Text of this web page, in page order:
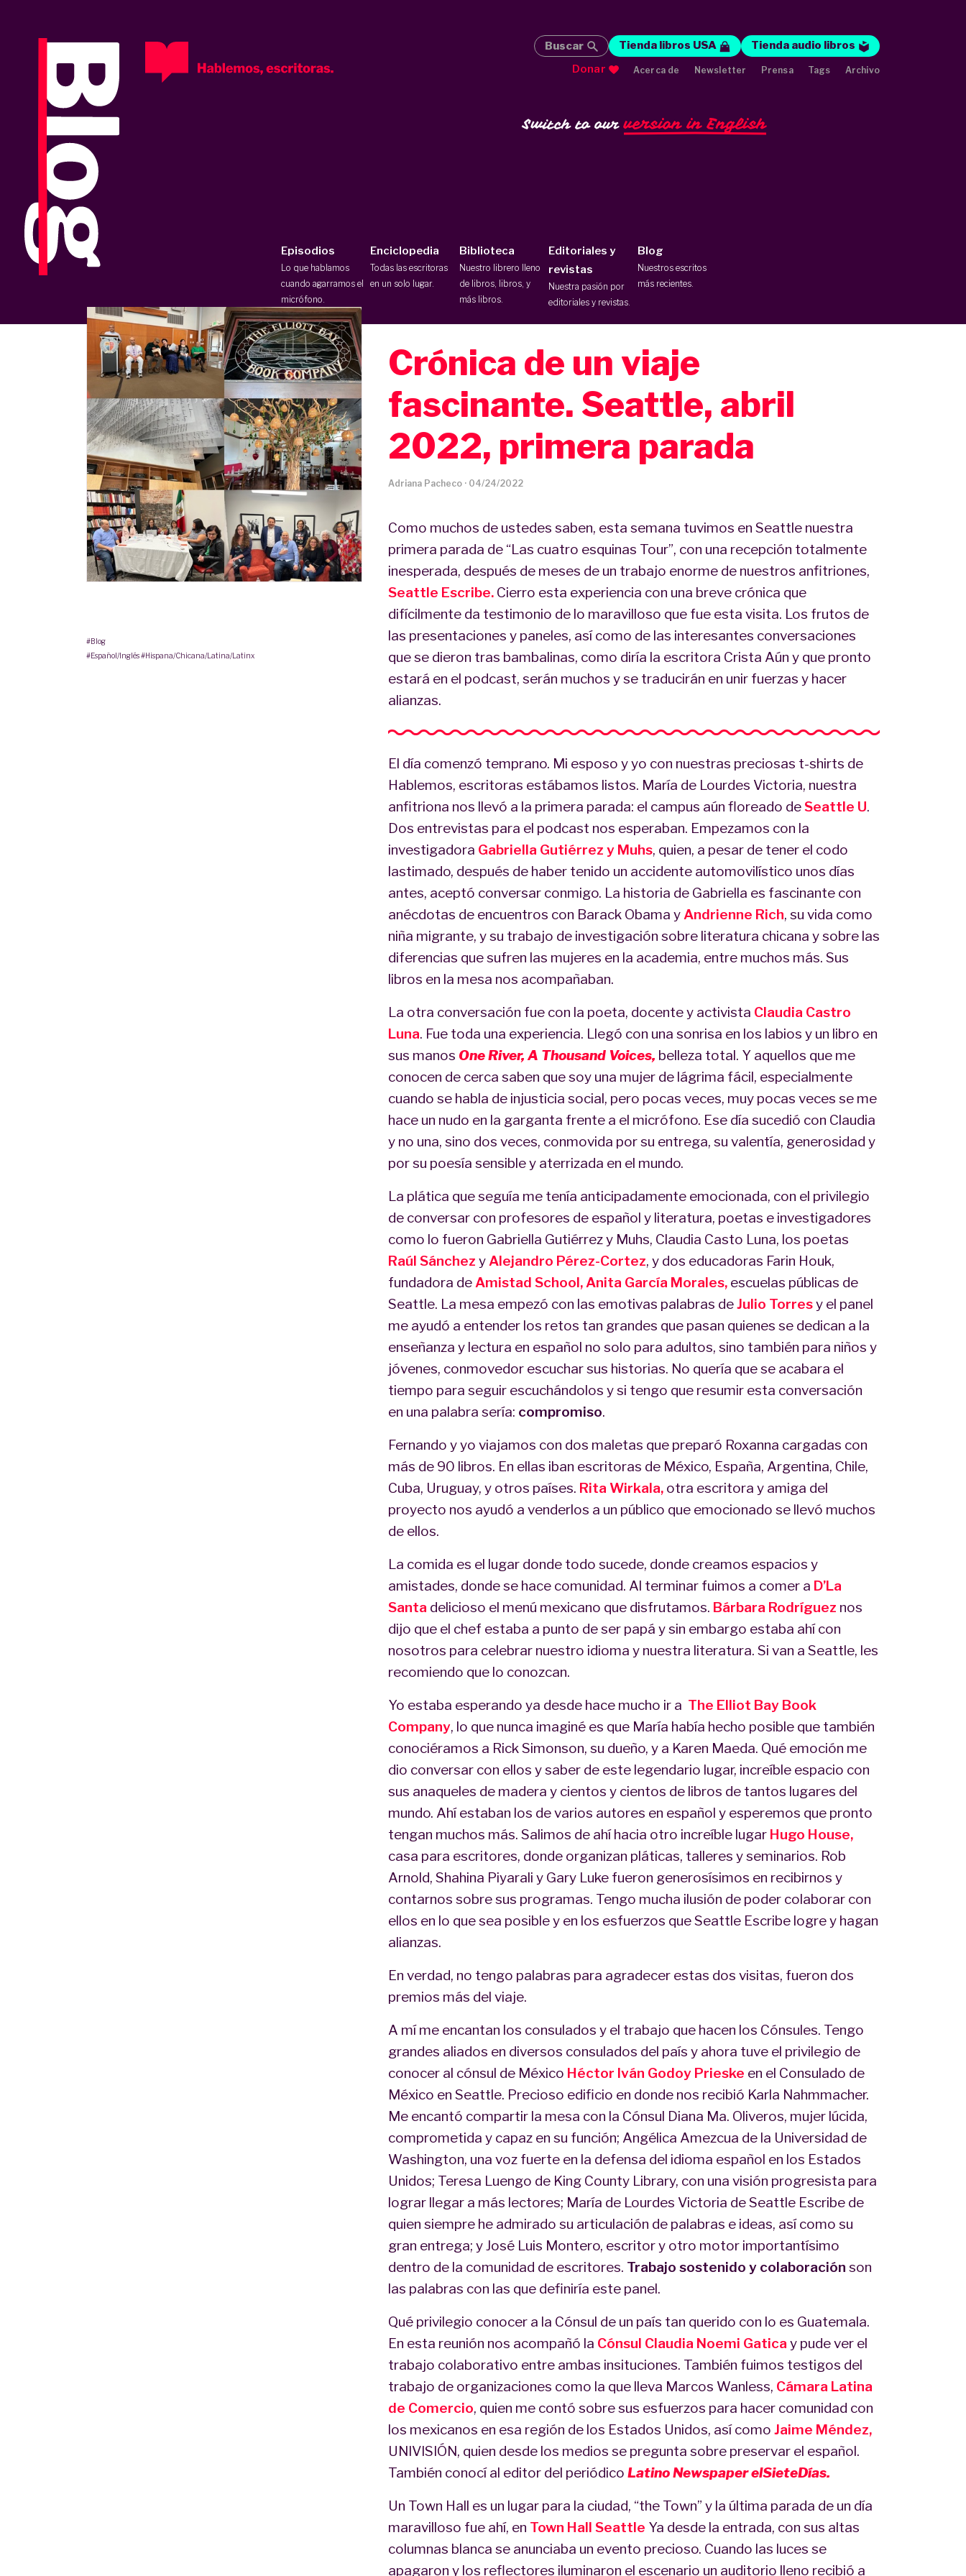
Switch to ourversion in English
Episodios
Lo que hablamos
cuando agarramos el
micrófono.
Enciclopedia
Todas las escritoras
en un solo lugar.
Biblioteca
Nuestro librero lleno
de libros, libros, y
más libros.
Editoriales y
revistas
Nuestra pasión por
editoriales y revistas.
Blog
Nuestros escritos
más recientes.
Buscar Tienda libros USA
Tienda audio libros
Donar
Acerca de Newsletter Prensa Tags Archivo
Crónica de un viaje
fascinante. Seattle, abril
2022, primera parada
Adriana Pacheco· 04/24/2022
Como muchos de ustedes saben, esta semana tuvimos en Seattle nuestra
primera parada de “Las cuatro esquinas Tour”, con una recepción totalmente
inesperada, después de meses de un trabajo enorme de nuestros anfitriones,
Seattle Escribe. Cierro esta experiencia con una breve crónica que
difícilmente da testimonio de lo maravilloso que fue esta visita. Los frutos de
las presentaciones y paneles, así como de las interesantes conversaciones
que se dieron tras bambalinas, como diría la escritora Crista Aún y que pronto
estará en el podcast, serán muchos y se traducirán en unir fuerzas y hacer
alianzas.
El día comenzó temprano. Mi esposo y yo con nuestras preciosas t-shirts de
Hablemos, escritoras estábamos listos. María de Lourdes Victoria, nuestra
anfitriona nos llevó a la primera parada: el campus aún floreado deSeattle U.
Dos entrevistas para el podcast nos esperaban. Empezamos con la
investigadora Gabriella Gutiérrez y Muhs, quien, a pesar de tener el codo
lastimado, después de haber tenido un accidente automovilístico unos días
antes, aceptó conversar conmigo. La historia de Gabriella es fascinante con
anécdotas de encuentros con Barack Obama yAndrienne Rich, su vida como
niña migrante, y su trabajo de investigación sobre literatura chicana y sobre las
diferencias que sufren las mujeres en la academia, entre muchos más. Sus
libros en la mesa nos acompañaban.
La otra conversación fue con la poeta, docente y activista Claudia Castro
Luna. Fue toda una experiencia. Llegó con una sonrisa en los labios y un libro en
sus manos One River, A Thousand Voices, belleza total. Y aquellos que me
conocen de cerca saben que soy una mujer de lágrima fácil, especialmente
cuando se habla de injusticia social, pero pocas veces, muy pocas veces se me
hace un nudo en la garganta frente a el micrófono. Ese día sucedió con Claudia
y no una, sino dos veces, conmovida por su entrega, su valentía, generosidad y
por su poesía sensible y aterrizada en el mundo.
La plática que seguía me tenía anticipadamente emocionada, con el privilegio
de conversar con profesores de español y literatura, poetas e investigadores
como lo fueron Gabriella Gutiérrez y Muhs, Claudia Casto Luna, los poetas
Raúl Sánchez yAlejandro Pérez-Cortez, y dos educadoras Farin Houk,
fundadora deAmistad School,Anita García Morales,escuelas públicas de
Seattle. La mesa empezó con las emotivas palabras deJulio Torresy el panel
me ayudó a entender los retos tan grandes que pasan quienes se dedican a la
enseñanza y lectura en español no solo para adultos, sino también para niños y
jóvenes, conmovedor escuchar sus historias. No quería que se acabara el
tiempo para seguir escuchándolos y si tengo que resumir esta conversación
en una palabra sería: compromiso.
Fernando y yo viajamos con dos maletas que preparó Roxanna cargadas con
más de 90 libros. En ellas iban escritoras de México, España, Argentina, Chile,
Cuba, Uruguay, y otros países. Rita Wirkala,otra escritora y amiga del
proyecto nos ayudó a venderlos a un público que emocionado se llevó muchos
de ellos.
La comida es el lugar donde todo sucede, donde creamos espacios y
amistades, donde se hace comunidad. Al terminar fuimos a comer a D’La
Santa delicioso el menú mexicano que disfrutamos. Bárbara Rodríguez nos
dijo que el chef estaba a punto de ser papá y sin embargo estaba ahí con
nosotros para celebrar nuestro idioma y nuestra literatura. Si van a Seattle, les
recomiendo que lo conozcan.
Yo estaba esperando ya desde hace mucho ir a The Elliot Bay Book
Company, lo que nunca imaginé es que María había hecho posible que también
conociéramos a Rick Simonson, su dueño, y a Karen Maeda. Qué emoción me
dio conversar con ellos y saber de este legendario lugar, increíble espacio con
sus anaqueles de madera y cientos y cientos de libros de tantos lugares del
mundo. Ahí estaban los de varios autores en español y esperemos que pronto
tengan muchos más. Salimos de ahí hacia otro increíble lugar Hugo House,
casa para escritores, donde organizan pláticas, talleres y seminarios. Rob
Arnold, Shahina Piyarali y Gary Luke fueron generosísimos en recibirnos y
contarnos sobre sus programas. Tengo mucha ilusión de poder colaborar con
ellos en lo que sea posible y en los esfuerzos que Seattle Escribe logre y hagan
alianzas.
En verdad, no tengo palabras para agradecer estas dos visitas, fueron dos
premios más del viaje.
A mí me encantan los consulados y el trabajo que hacen los Cónsules. Tengo
grandes aliados en diversos consulados del país y ahora tuve el privilegio de
conocer al cónsul de México Héctor Iván Godoy Prieske en el Consulado de
México en Seattle. Precioso edificio en donde nos recibió Karla Nahmmacher.
Me encantó compartir la mesa con la Cónsul Diana Ma. Oliveros, mujer lúcida,
comprometida y capaz en su función; Angélica Amezcua de la Universidad de
Washington, una voz fuerte en la defensa del idioma español en los Estados
Unidos; Teresa Luengo de King County Library, con una visión progresista para
lograr llegar a más lectores; María de Lourdes Victoria de Seattle Escribe de
quien siempre he admirado su articulación de palabras e ideas, así como su
gran entrega; y José Luis Montero, escritor y otro motor importantísimo
dentro de la comunidad de escritores. Trabajo sostenido y colaboración son
las palabras con las que definiría este panel.
Qué privilegio conocer a la Cónsul de un país tan querido con lo es Guatemala.
En esta reunión nos acompañó la Cónsul Claudia Noemi Gatica y pude ver el
trabajo colaborativo entre ambas insituciones. También fuimos testigos del
trabajo de organizaciones como la que lleva Marcos Wanless, Cámara Latina
de Comercio, quien me contó sobre sus esfuerzos para hacer comunidad con
los mexicanos en esa región de los Estados Unidos, así como Jaime Méndez,
UNIVISIÓN, quien desde los medios se pregunta sobre preservar el español.
También conocí al editor del periódico Latino Newspaper elSieteDías.
Un Town Hall es un lugar para la ciudad, “the Town” y la última parada de un día
maravilloso fue ahí, en Town Hall Seattle Ya desde la entrada, con sus altas
columnas blanca se anunciaba un evento precioso. Cuando las luces se
apagaron y los reflectores iluminaron el escenario un auditorio lleno recibió a
#Blog
#Español/Inglés#Hispana/Chicana/Latina/Latinx